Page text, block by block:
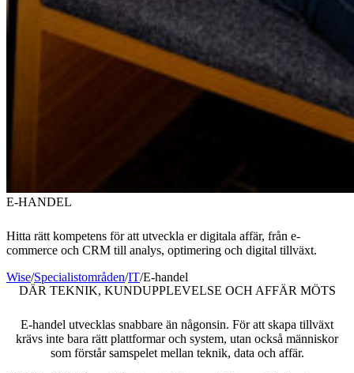
E-HANDEL
Hitta rätt kompetens för att utveckla er digitala affär, från e-
commerce och CRM till analys, optimering och digital tillväxt.
Wise/Specialistområden/IT/E-handel
DÄR TEKNIK, KUNDUPPLEVELSE OCH AFFÄR MÖTS
E-handel utvecklas snabbare än någonsin. För att skapa tillväxt
krävs inte bara rätt plattformar och system, utan också människor
som förstår samspelet mellan teknik, data och affär.